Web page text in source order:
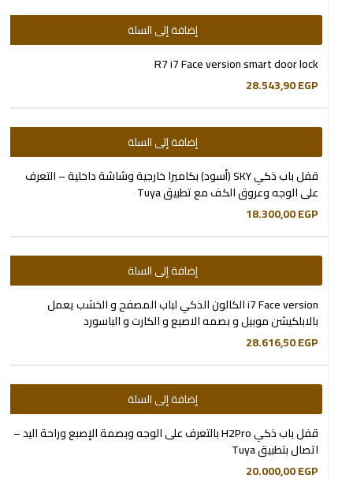
إضافة إلى السلة
R7 i7 Face version smart door lock
28.543,90EGP
إضافة إلى السلة
قفل باب ذكي SKY (أسود) بكاميرا خارجية وشاشة داخلية – التعرف
على الوجه وعروق الكف مع تطبيق Tuya
18.300,00EGP
إضافة إلى السلة
i7 Face version الكالون الذكي لباب المصفح و الخشب يعمل
بالابلكيشن موبيل و بصمه الاصبع و الكارت و الباسورد
28.616,50EGP
إضافة إلى السلة
قفل باب ذكي H2Pro بالتعرف على الوجه وبصمة الإصبع وراحة اليد –
اتصال بتطبيق Tuya
20.000,00EGP